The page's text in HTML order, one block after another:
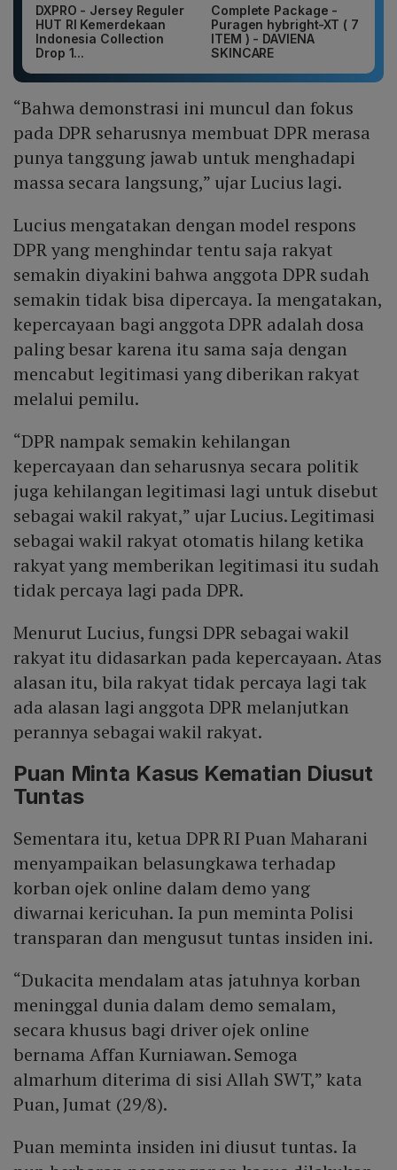
DXPRO - Jersey Reguler
HUT RI Kemerdekaan
Indonesia Collection
Drop 1...
Complete Package -
Puragen hybright-XT ( 7
ITEM ) - DAVIENA
SKINCARE
“Bahwa demonstrasi ini muncul dan fokus
pada DPR seharusnya membuat DPR merasa
punya tanggung jawab untuk menghadapi
massa secara langsung,” ujar Lucius lagi.
Lucius mengatakan dengan model respons
DPR yang menghindar tentu saja rakyat
semakin diyakini bahwa anggota DPR sudah
semakin tidak bisa dipercaya. Ia mengatakan,
kepercayaan bagi anggota DPR adalah dosa
paling besar karena itu sama saja dengan
mencabut legitimasi yang diberikan rakyat
melalui pemilu.
“DPR nampak semakin kehilangan
kepercayaan dan seharusnya secara politik
juga kehilangan legitimasi lagi untuk disebut
sebagai wakil rakyat,” ujar Lucius. Legitimasi
sebagai wakil rakyat otomatis hilang ketika
rakyat yang memberikan legitimasi itu sudah
tidak percaya lagi pada DPR.
Menurut Lucius, fungsi DPR sebagai wakil
rakyat itu didasarkan pada kepercayaan. Atas
alasan itu, bila rakyat tidak percaya lagi tak
ada alasan lagi anggota DPR melanjutkan
perannya sebagai wakil rakyat.
Puan Minta Kasus Kematian Diusut
Tuntas
Sementara itu, ketua DPR RI Puan Maharani
menyampaikan belasungkawa terhadap
korban ojek online dalam demo yang
diwarnai kericuhan. Ia pun meminta Polisi
transparan dan mengusut tuntas insiden ini.
“Dukacita mendalam atas jatuhnya korban
meninggal dunia dalam demo semalam,
secara khusus bagi driver ojek online
bernama Affan Kurniawan. Semoga
almarhum diterima di sisi Allah SWT,” kata
Puan, Jumat (29/8).
Puan meminta insiden ini diusut tuntas. Ia